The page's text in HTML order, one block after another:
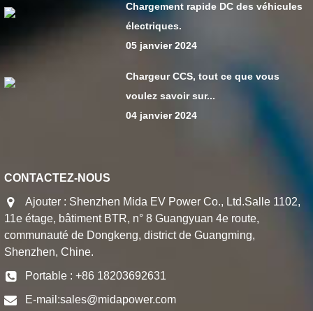
Chargement rapide DC des véhicules
électriques.
05 janvier 2024
Chargeur CCS, tout ce que vous
voulez savoir sur...
04 janvier 2024
CONTACTEZ-NOUS
Ajouter : Shenzhen Mida EV Power Co., Ltd.Salle 1102,
11e étage, bâtiment BTR, n° 8 Guangyuan 4e route,
communauté de Dongkeng, district de Guangming,
Shenzhen, Chine.
Portable : +86 18203692631
E-mail:sales@midapower.com